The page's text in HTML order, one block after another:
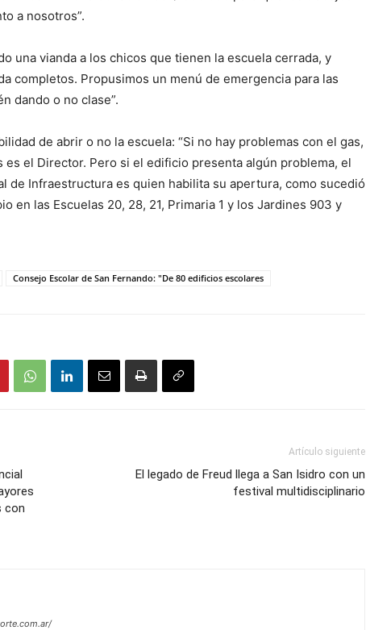
a nosotros”.
una vianda a los chicos que tienen la escuela cerrada, y
completos. Propusimos un menú de emergencia para las
dando o no clase”.
de abrir o no la escuela: “Si no hay problemas con el gas,
el Director. Pero si el edificio presenta algún problema, el
de Infraestructura es quien habilita su apertura, como sucedió
en las Escuelas 20, 28, 21, Primaria 1 y los Jardines 903 y
Consejo Escolar de San Fernando: "De 80 edificios escolares
con
Artículo siguiente
El legado de Freud llega a San Isidro con un
festival multidisciplinario